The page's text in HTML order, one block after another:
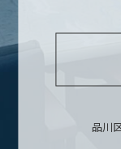
品川